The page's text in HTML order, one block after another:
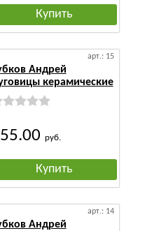
Купить
арт.: 15
Андрей
керамические
руб.
Купить
арт.: 14
Андрей